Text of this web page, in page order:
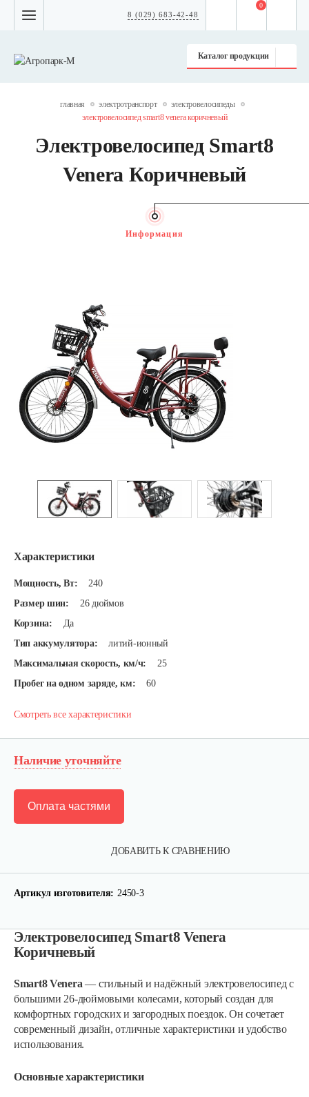
8 (029) 683-42-48
Каталог продукции
0
главная электротранспорт
электровелосипеды
электровелосипед smart8 venera коричневый
Электровелосипед Smart8
Venera Коричневый
Характеристики
Мощность, Вт:
240
Размер шин:
26 дюймов
Корзина:
Да
Тип аккумулятора:
литий-ионный
Максимальная скорость, км/ч:
25
Пробег на одном заряде, км:
60
Смотреть все характеристики
Информация
Наличие уточняйте
ДОБАВИТЬ К СРАВНЕНИЮ
Оплата частями
Артикул изготовителя: 2450-3
Электровелосипед Smart8 Venera
Коричневый
Smart8 Venera — стильный и надёжный электровелосипед с
большими 26-дюймовыми колесами, который создан для
комфортных городских и загородных поездок. Он сочетает
современный дизайн, отличные характеристики и удобство
использования.
Основные характеристики